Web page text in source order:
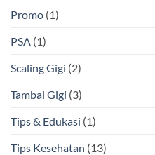
Promo (1)
PSA (1)
Scaling Gigi (2)
Tambal Gigi (3)
Tips & Edukasi (1)
Tips Kesehatan (13)